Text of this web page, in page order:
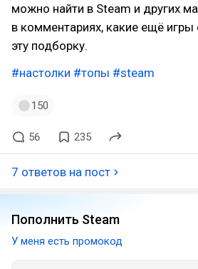
можно найти в Steam и других
в комментариях, какие ещё игры
эту подборку.
#настолки #топы #steam
150
56 235
7 ответов на пост
Пополнить Steam
У меня есть промокод